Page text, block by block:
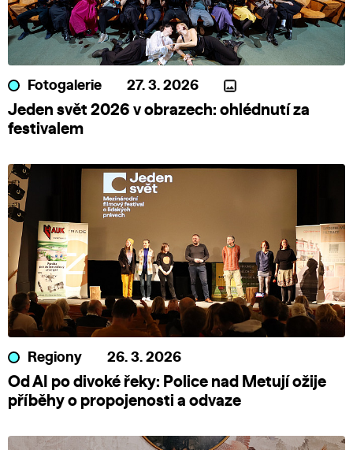
Fotogalerie 27. 3. 2026
Jeden svět 2026 v obrazech: ohlédnutí za
festivalem
Regiony 26. 3. 2026
Od AI po divoké řeky: Police nad Metují ožije
příběhy o propojenosti a odvaze